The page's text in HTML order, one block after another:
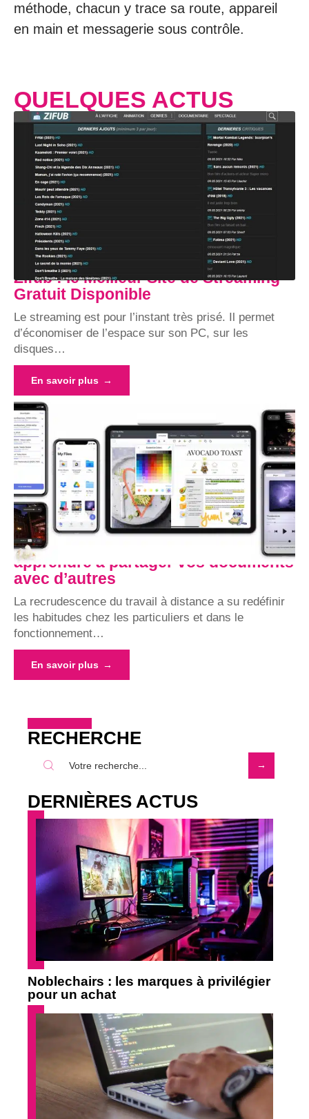
méthode, chacun y trace sa route, appareil
en main et messagerie sous contrôle.
QUELQUES ACTUS
Zifub : le Meilleur Site de Streaming
Gratuit Disponible
Le streaming est pour l’instant très prisé. Il permet
d’économiser de l’espace sur son PC, sur les
disques…
En savoir plus
apprendre à partager vos documents
avec d’autres
La recrudescence du travail à distance a su redéfinir
les habitudes chez les particuliers et dans le
fonctionnement…
En savoir plus
RECHERCHE
DERNIÈRES ACTUS
Noblechairs : les marques à privilégier
pour un achat